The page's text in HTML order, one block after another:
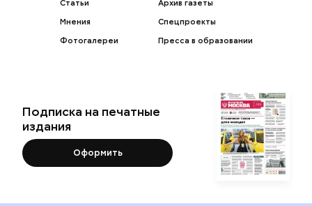
Статьи
Мнения
Фотогалереи
Архив газеты
Спецпроекты
Пресса в образовании
Подписка на печатные
издания
Оформить